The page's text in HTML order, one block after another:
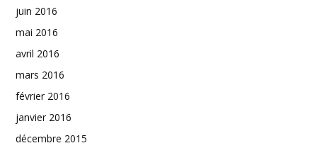
juin 2016
mai 2016
avril 2016
mars 2016
février 2016
janvier 2016
décembre 2015